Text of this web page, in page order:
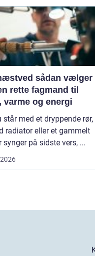
sådan vælger
rette fagmand til
varme og energi
står med et dryppende rør,
radiator eller et gammelt
synger på sidste vers, ...